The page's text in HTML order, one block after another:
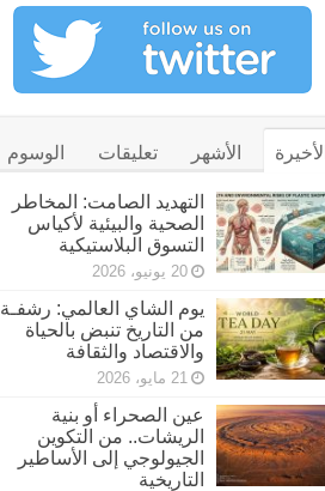
الأخيرة الأشهر تعليقات الوسوم
التهديد الصامت: المخاطر
الصحية والبيئية لأكياس
التسوق البلاستيكية
20 يونيو، 2026
يوم الشاي العالمي: رشفـة
من التاريخ تنبض بالحياة
والاقتصاد والثقافة
21 مايو، 2026
عين الصحراء أو بنية
الريشات.. من التكوين
الجيولوجي إلى الأساطير
التاريخية